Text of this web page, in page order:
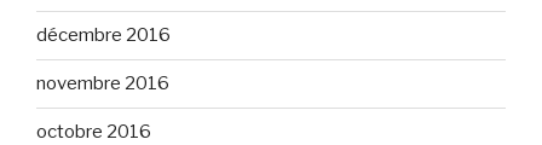
décembre 2016
novembre 2016
octobre 2016